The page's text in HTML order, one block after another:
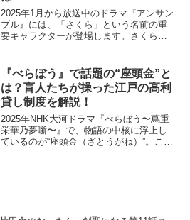
2025年1月から放送中のドラマ『アンサン
ブル』には、「さくら」という名前の重
要キャラクターが登場します。さくら
では、さくらの正体やキャラクターの背
景、ストーリーへの影...
『べらぼう』で話題の“座頭金”と
は？盲人たちが操った江戸の高利
貸し制度を解説！
2025年NHK大河ドラマ『べらぼう〜蔦重
栄華乃夢噺〜』で、物語の中核に浮上し
ているのが“座頭金（ざとうがね）”。これ